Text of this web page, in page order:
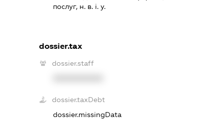
послуг, н. в. і. у.
dossier.tax
dossier.staff
dossier.taxDebt
dossier.missingData